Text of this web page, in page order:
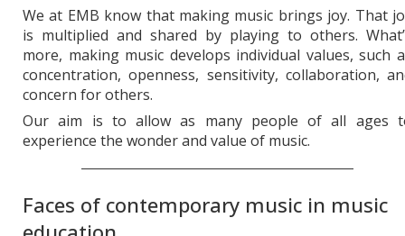
We at EMB know that making music brings joy. That
is multiplied and shared by playing to others.
more, making music develops individual values, such
concentration, openness, sensitivity, collaboration,
concern for others.
Our aim is to allow as many people of all ages
experience the wonder and value of music.
Faces of contemporary music in music